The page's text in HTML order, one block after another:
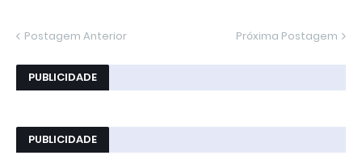
Postagem Anterior Próxima Postagem
PUBLICIDADE
PUBLICIDADE